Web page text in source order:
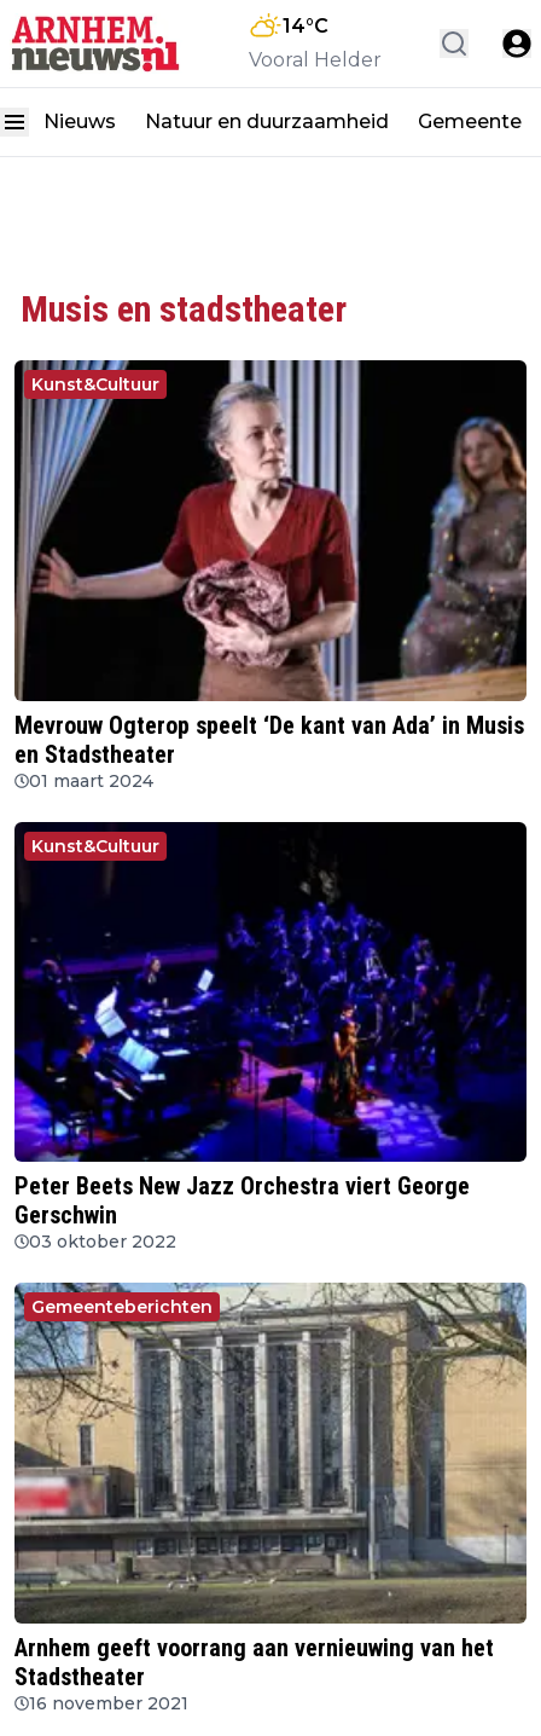
14°C
Vooral Helder
Nieuws Natuur en duurzaamheid Gemeente
Musis en stadstheater
Kunst&Cultuur
Mevrouw Ogterop speelt ‘De kant van Ada’ in Musis
en Stadstheater
01 maart 2024
Kunst&Cultuur
Peter Beets New Jazz Orchestra viert George
Gerschwin
03 oktober 2022
Gemeenteberichten
Arnhem geeft voorrang aan vernieuwing van het
Stadstheater
16 november 2021